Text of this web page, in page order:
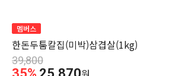
멤버스
한돈두툼칼집(미박)삼겹살(1kg)
39,800